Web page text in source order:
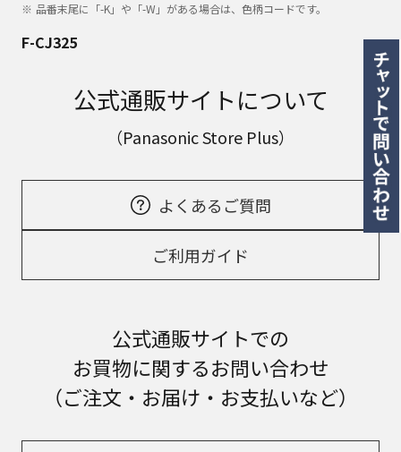
品番末尾に「-K」や「-W」がある場合は、色柄コードです。
F-CJ325
公式通販サイトについて
（Panasonic Store Plus）
よくあるご質問
ご利用ガイド
公式通販サイトでの
お買物に関するお問い合わせ
（ご注文・お届け・お支払いなど）